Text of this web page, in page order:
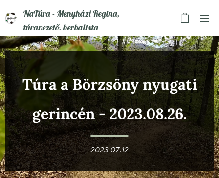
NaTúra - Menyházi Regina,
túravezető, herbalista
Túra a Börzsöny nyugati
gerincén- 2023.08.26.
2023.07.12